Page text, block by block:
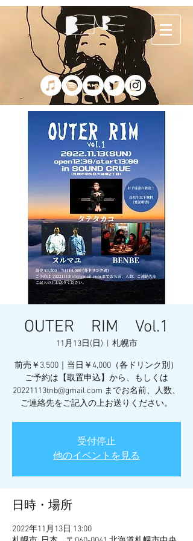
OUTER RIM Vol.1
11月13日(日) 札幌市
前売￥3,500｜当日￥4,000（各ドリンク別）
ご予約は【取置申込】から、もしくは
20221113tnb@gmail.com までお名前、人数、
ご連絡先をご記入の上お送りください。
受付停止
他のイベントを見る
日時・場所
2022年11月13日 13:00